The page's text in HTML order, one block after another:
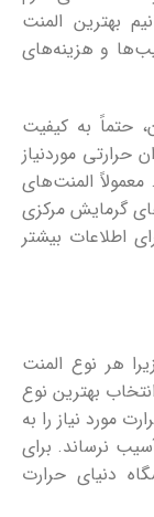
بهترین المنت
و هزینه‌های
حتماً به کیفیت
حرارتی موردنیاز
معمولاً المنت‌های
گرمایش مرکزی
اطلاعات بیشتر
هر نوع المنت
بهترین نوع
مورد نیاز را به
نرساند. برای
دنیای حرارت